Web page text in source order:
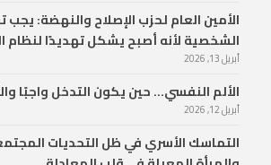
الأمين العام لحزب الإصلاح والنهضة: يجب
الشخصية لأنه أصبح يشكل تهديدًا لنظام
أبريل 13, 2026
الألم النفسي… حين يكون التدخل واجبًا
أبريل 12, 2026
التماسك الأسري في ظل التحديات